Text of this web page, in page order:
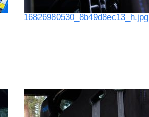
16826980530_8b49d8ec13_h.jpg